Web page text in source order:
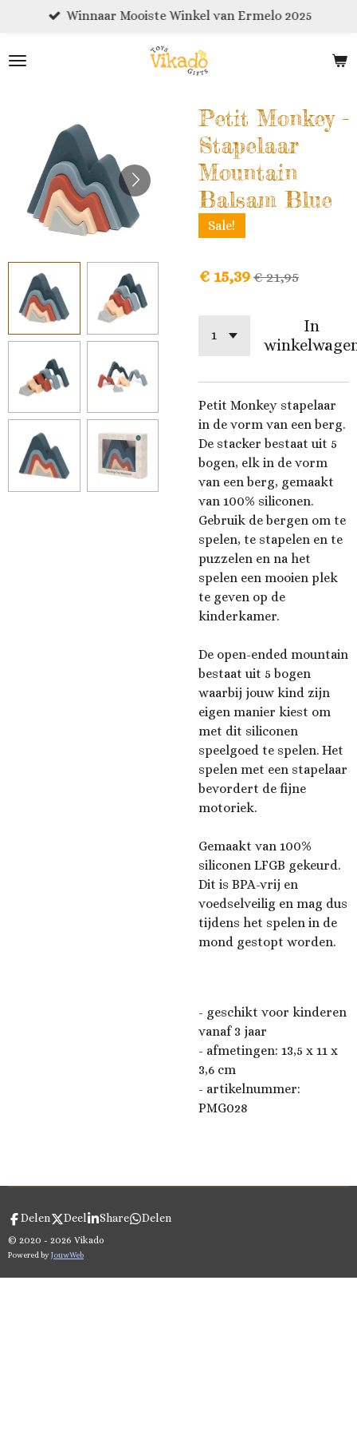
naar
Winnaar Mooiste Winkel van Ermelo 2025
Petit Monkey -
Stapelaar
Mountain
Balsam Blue
Sale!
€ 15,39€ 21,95
In
Petit Monkey stapelaar
in de vorm van een berg.
De stacker bestaat uit 5
bogen, elk in de vorm
van een berg, gemaakt
van 100% siliconen.
Gebruik de bergen om te
spelen, te stapelen en te
puzzelen en na het
spelen een mooien plek
te geven op de
kinderkamer.
De open-ended mountain
bestaat uit 5 bogen
waarbij jouw kind zijn
eigen manier kiest om
met dit siliconen
speelgoed te spelen. Het
spelen met een stapelaar
bevordert de fijne
motoriek.
Gemaakt van 100%
siliconen LFGB gekeurd.
Dit is BPA-vrij en
voedselveilig en mag dus
tijdens het spelen in de
mond gestopt worden.
- geschikt voor kinderen
vanaf 3 jaar
- afmetingen: 13,5 x 11 x
3,6 cm
- artikelnummer:
PMG028
Delen Deel Share Delen
© 2020 - 2026 Vikado
Powered byJouwWeb